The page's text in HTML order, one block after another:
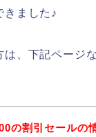
きました♪
、下記ページ
の割引セールの